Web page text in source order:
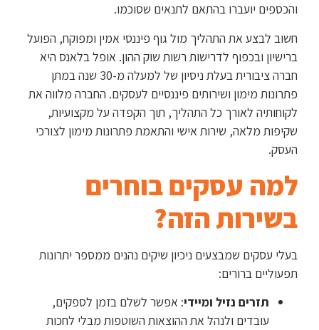
והכספים יועברו בהתאם לתנאים שסוכמו.
חשוב לבצע את התהליך מול גוף פיננסי אמין ומפוקח, הפועל
ברישיון ובכפוף לדרישות רשות שוק ההון. אופל בלאנס היא
חברה ציבורית בעלת ניסיון של למעלה מ-30 שנה במתן
פתרונות מימון ושירותים פיננסיים לעסקים. החברה מלווה את
לקוחותיה לאורך כל התהליך, תוך הקפדה על מקצועיות,
שקיפות מלאה, שירות אישי והתאמת פתרונות מימון לצורכי
העסק.
למה עסקים בוחרים
בשירות הזה?
בעלי עסקים שמבצעים ניכיון שיקים נהנים ממספר יתרונות
תפעוליים ברורים:
תזרים נזיל ומיידי: אפשר לשלם בזמן לספקים,
עובדים ולנהל את ההוצאות השוטפות מבלי לחכות